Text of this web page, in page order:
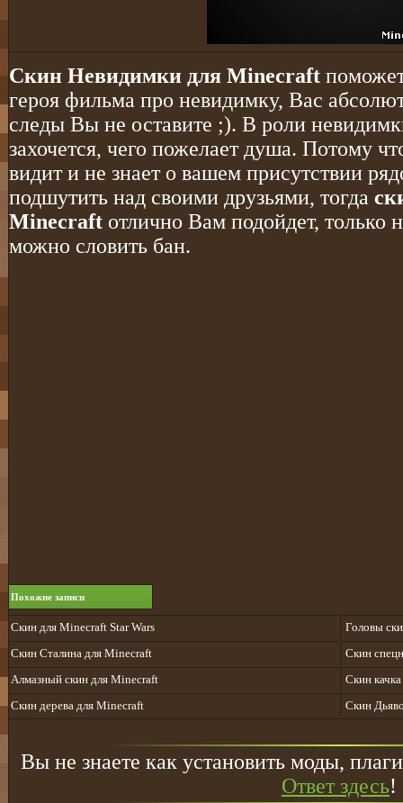
Скин Невидимки для Minecraft
героя фильма про невидимку, Вас
следы Вы не оставите ;). В роли
захочется, чего пожелает душа. Потому
видит и не знает о вашем присутствии
подшутить над своими друзьями, тогда
Minecraft отлично Вам подойдет, только
можно словить бан.
Похожие записи
Скин для Minecraft Star Wars
Головы
Скин Cталина для Minecraft
Скин
Алмазный скин для Minecraft
Скин качка
Скин дерева для Minecraft
Скин
Вы не знаете как установить моды,
Ответ здесь!